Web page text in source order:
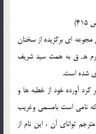
اي برگزيده از سخنان
هـ ق به همت سيد شريف
شده است.
گرد آورده خود از خطبه ها و
که نامي است بامسمي وغريب
تواناي آن ، اين نام از